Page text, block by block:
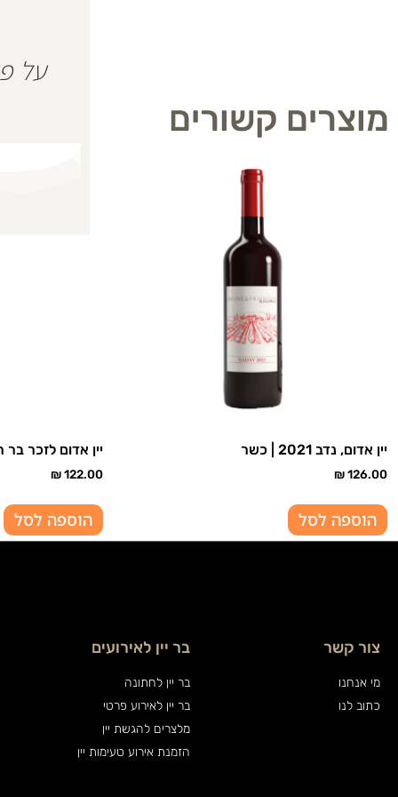
מוצרים קשורים
יין אדום, נדב 2021 | כשר
₪126.00
הוספה לסל
יין אדום לזכר
₪122.00
הוספה לסל
צור קשר
מי אנחנו
כתוב לנו
בר יין לאירועים
בר יין לחתונה
בר יין לאירוע פרטי
מלצרים להגשת יין
הזמנת אירוע טעימות יין